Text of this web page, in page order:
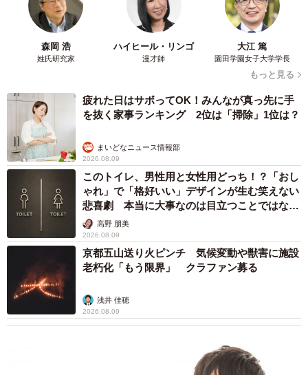
森岡 浩
姓氏研究家
ハイヒール・リンゴ
漫才師
大江 篤
園田学園女子大学学長
もっと見る
疲れた日はサボってOK！みんなが真っ先に手
を抜く家事ランキング 2位は「掃除」1位は？
まいどなニュース情報部
2026.08.09
このトイレ、男性用と女性用どっち！？「おし
ゃれ」で「格好いい」デザインが生む笑えない
悲喜劇 本当に大事なのは目立つことではな
く…高野 朋美
2026.08.09
京都五山送り火ピンチ 気候変動や獣害に施設
老朽化「もう限界」 クラファン募る
浅井 佳穂
2026.08.09